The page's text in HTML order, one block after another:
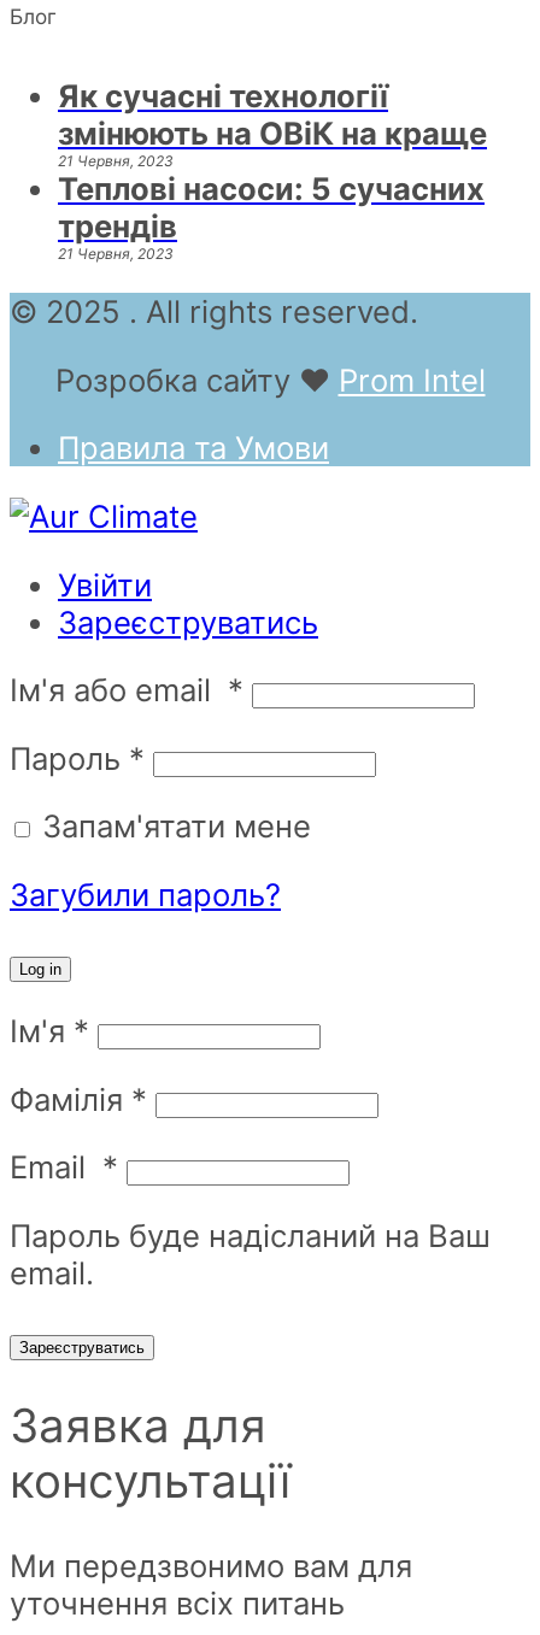
Блог
Як сучасні технології
змінюють на ОВіК на краще
21 Червня, 2023
Теплові насоси: 5 сучасних
трендів
21 Червня, 2023
© 2025 . All rights reserved.
Розробка сайту ❤ Prom Intel
Правила та Умови
Увійти
Зареєструватись
Ім'я або email *
Пароль *
Запам'ятати мене
Загубили пароль?
Log in
Ім'я *
Фамілія *
Email *
Пароль буде надісланий на Ваш
email.
Зареєструватись
Заявка для
консультації
Ми передзвонимо вам для
уточнення всіх питань